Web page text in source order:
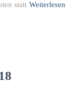
statt Weiterlesen